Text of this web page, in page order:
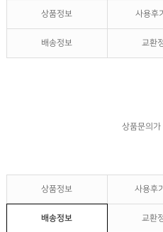
상품정보 사용후기
배송정보 교환
상품문의가
상품정보 사용후기
배송정보 교환